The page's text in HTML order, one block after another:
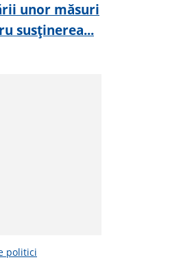
unor măsuri
susținerea...
politici